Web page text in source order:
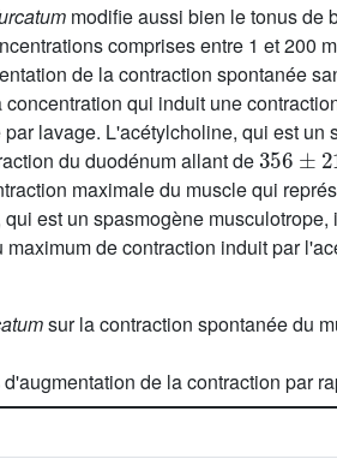
modifie aussi bien le tonus de
comprises entre 1 et 200
de la contraction spontanée
concentration qui induit une
lavage. L'acétylcholine, qui est
du duodénum allant de
356±21
maximale du muscle qui
qui est un spasmogène
maximum de contraction induit par
sur la contraction spontanée du
d'augmentation de la contraction par